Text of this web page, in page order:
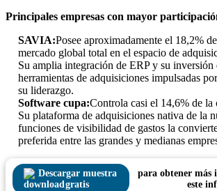
Principales empresas con mayor
SAVIA:Posee aproximadamente el 18,2%
mercado global total en el espacio de
Su amplia integración de ERP y su inversión
herramientas de adquisiciones impulsadas
su liderazgo.
Software cupa:Controla casi el 14,6% de la
Su plataforma de adquisiciones nativa de la
funciones de visibilidad de gastos la
preferida entre las grandes y medianas
Descargar muestra
gratis
para obtener más
este